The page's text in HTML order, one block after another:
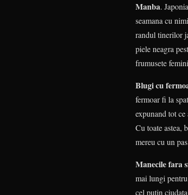
Manba.
seamana cu
randul tinerilor
piele neagra
frumusete
Blugi cu
fermoar fi la
expunand tot
Cu toate astea,
mereu cu un
Manecile fara
mai lungi
cel putin